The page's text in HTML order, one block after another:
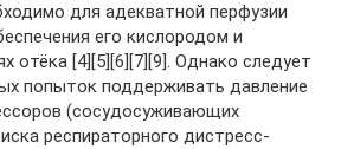
для адекватной перфузии
его кислородом и
отёка [4][5][6][7][9]. Однако следует
попыток поддерживать давление
(сосудосуживающих
респираторного дистресс-